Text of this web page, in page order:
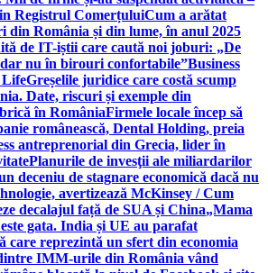
Registrul ComerțuluiCum a arătat
din România și din lume, în anul 2025
de IT-iștii care caută noi joburi: „De
dar nu în birouri confortabile”Business
LifeGreșelile juridice care costă scump
Date, riscuri și exemple din
în RomâniaFirmele locale încep să
românească, Dental Holding, preia
antreprenorial din Grecia, lider în
Planurile de invesţii ale miliardarilor
deceniu de stagnare economică dacă nu
avertizează McKinsey / Cum
decalajul față de SUA și China„Mama
gata. India și UE au parafat
care reprezintă un sfert din economia
IMM-urile din România vând